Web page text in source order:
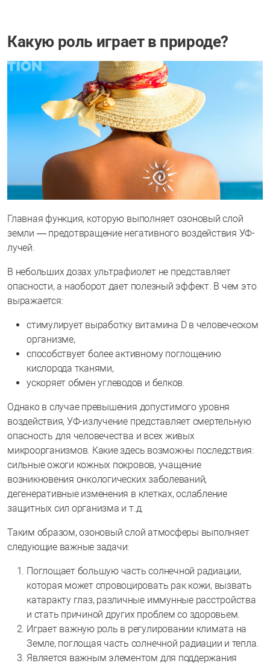
Какую роль играет в природе?
Главная функция, которую выполняет озоновый слой
земли — предотвращение негативного воздействия УФ-
лучей.
В небольших дозах ультрафиолет не представляет
опасности, а наоборот дает полезный эффект. В чем это
выражается:
стимулирует выработку витамина D в человеческом
организме,
способствует более активному поглощению
кислорода тканями,
ускоряет обмен углеводов и белков.
Однако в случае превышения допустимого уровня
воздействия, УФ-излучение представляет смертельную
опасность для человечества и всех живых
микроорганизмов. Какие здесь возможны последствия:
сильные ожоги кожных покровов, учащение
возникновения онкологических заболеваний,
дегенеративные изменения в клетках, ослабление
защитных сил организма и т.д.
Таким образом, озоновый слой атмосферы выполняет
следующие важные задачи:
Поглощает большую часть солнечной радиации,
которая может спровоцировать рак кожи, вызвать
катаракту глаз, различные иммунные расстройства
и стать причиной других проблем со здоровьем.
Играет важную роль в регулировании климата на
Земле, поглощая часть солнечной радиации и тепла.
Является важным элементом для поддержания